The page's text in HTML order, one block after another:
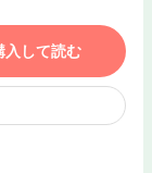
入して読む